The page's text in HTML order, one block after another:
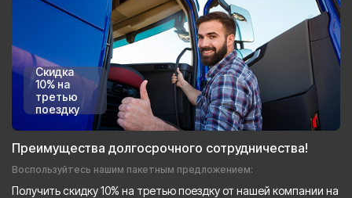
Скидка
10% на
третью
поездку
Преимущества долгосрочного сотрудничества!
Воспользуйтесь нашим пакетным предложением:
Получить скидку 10% на третью поездку от нашей компании на